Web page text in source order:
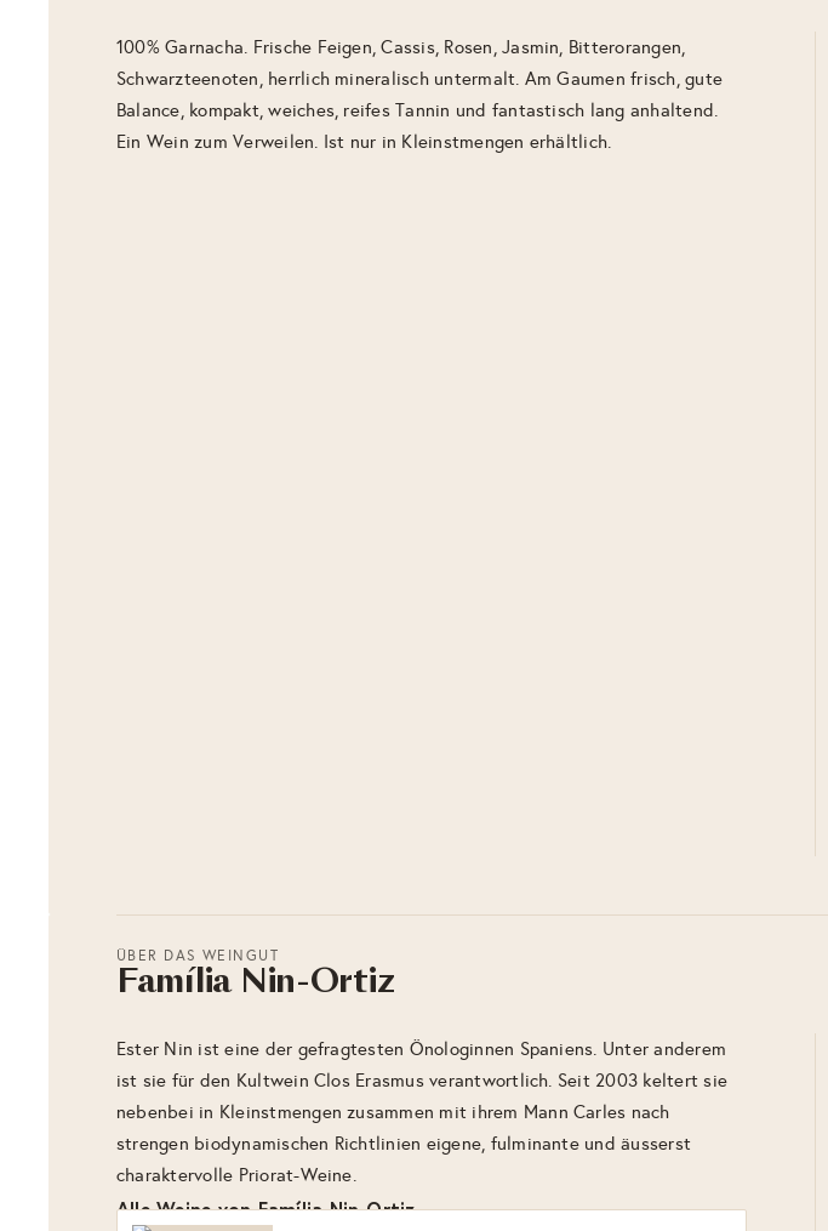
100% Garnacha. Frische Feigen, Cassis, Rosen, Jasmin, Bitterorangen,
Schwarzteenoten, herrlich mineralisch untermalt. Am Gaumen frisch, gute
Balance, kompakt, weiches, reifes Tannin und fantastisch lang anhaltend.
Ein Wein zum Verweilen. Ist nur in Kleinstmengen erhältlich.
ÜBER DAS WEINGUT
Família Nin-Ortiz
Ester Nin ist eine der gefragtesten Önologinnen Spaniens. Unter anderem
ist sie für den Kultwein Clos Erasmus verantwortlich. Seit 2003 keltert sie
nebenbei in Kleinstmengen zusammen mit ihrem Mann Carles nach
strengen biodynamischen Richtlinien eigene, fulminante und äusserst
charaktervolle Priorat-Weine.
Alle Weine von Família Nin-Ortiz